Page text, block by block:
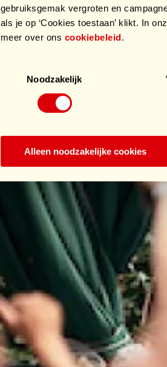
gebruiksgemak vergroten en
als je op ‘Cookies toestaan’ klikt. In
meer over ons cookiebeleid.
Noodzakelijk
Alleen noodzakelijke cookies